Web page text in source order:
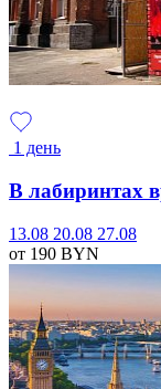
1 день
В лабиринтах
13.08 20.08 27.08
от 190 BYN